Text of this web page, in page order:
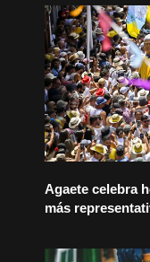
Agaete celebra
más